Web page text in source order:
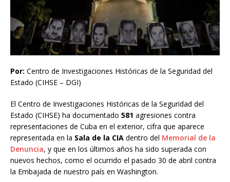
Por: Centro de Investigaciones Históricas de la Seguridad del
Estado (CIHSE – DGI)
El Centro de Investigaciones Históricas de la Seguridad del
Estado (CIHSE) ha documentado 581 agresiones contra
representaciones de Cuba en el exterior, cifra que aparece
representada en la Sala de la CIA dentro del Memorial de la
Denuncia, y que en los últimos años ha sido superada con
nuevos hechos, como el ocurrido el pasado 30 de abril contra
la Embajada de nuestro país en Washington.